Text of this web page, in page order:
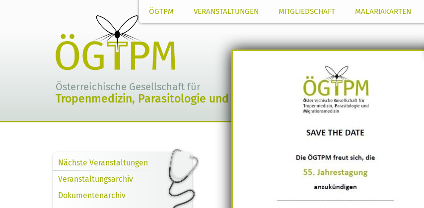
ÖGTPM VERANSTALTUNGEN MITGLIEDSCHAFT MALARIAKARTEN
Österreichische Gesellschaft für
Tropenmedizin, Parasitologie und Migrationsmedizin
Nächste Veranstaltungen
Veranstaltungsarchiv
Dokumentenarchiv
Termin am